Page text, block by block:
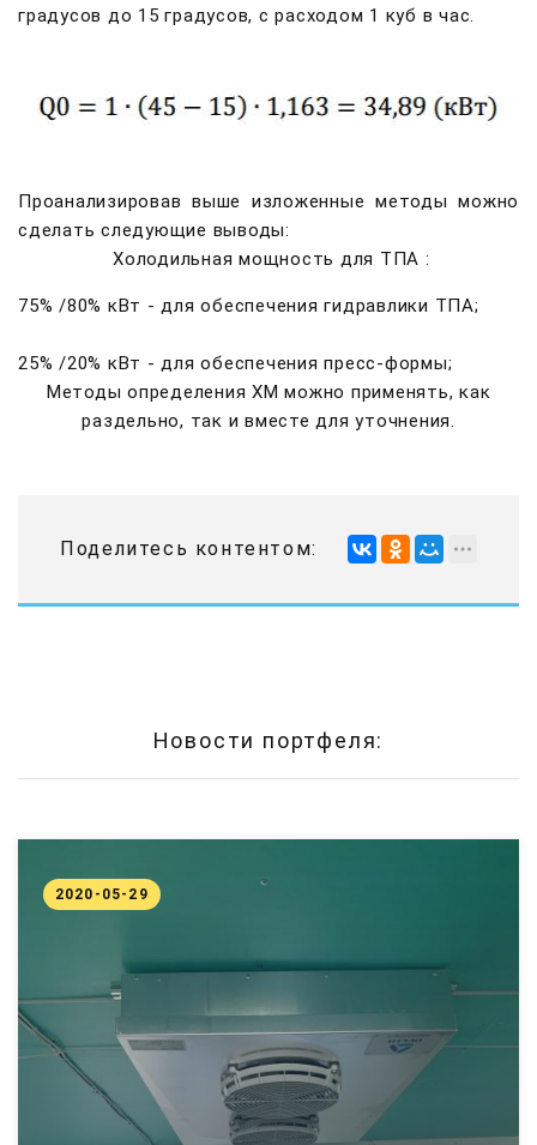
градусов до 15 градусов, с расходом 1 куб в час.
Проанализировав выше изложенные методы можно
сделать следующие выводы:
Холодильная мощность для ТПА :
75% /80% кВт - для обеспечения гидравлики ТПА;
25% /20% кВт - для обеспечения пресс-формы;
Методы определения ХМ можно применять, как
раздельно, так и вместе для уточнения.
Поделитесь контентом:
Новости портфеля:
2020-05-29